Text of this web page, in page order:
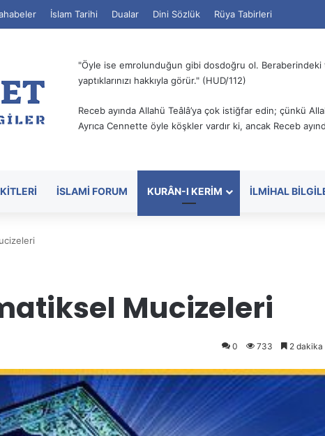
İslam Tarihi Dualar Dini Sözlük Rüya Tabirleri
"Öyle ise emrolunduğun gibi dosdoğru ol.
yaptıklarınızı hakkıyla görür." (HUD/112)
Receb ayında Allahü Teâlâ’ya çok istiğfar edin; çünkü
Ayrıca Cennette öyle köşkler vardır ki, ancak Receb
İSLAMI FORUM KURÂN-I KERIM İLMIHAL
Mucizeleri
0 733 2 dakika